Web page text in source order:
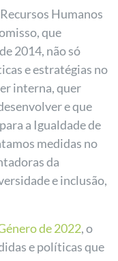
Humanos
que
2014, não só
e estratégias no
interna, quer
e que
a Igualdade de
medidas no
da
e inclusão,
de 2022, o
e políticas que